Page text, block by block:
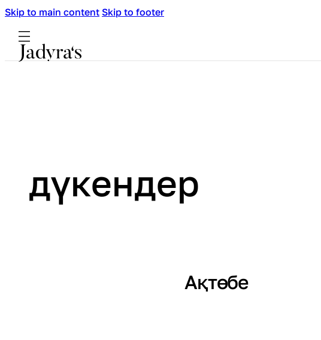
Skip to main content Skip to footer
дүкендер
Ақтөбе